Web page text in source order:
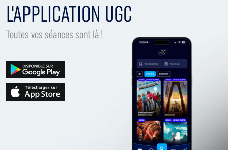
L'APPLICATION UGC
Toutes vos séances sont là !